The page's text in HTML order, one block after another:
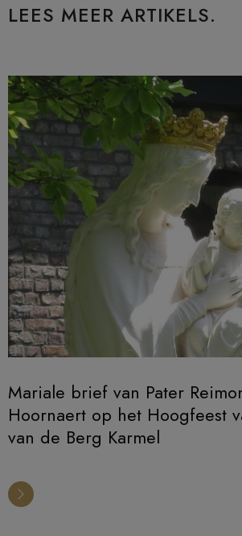
LEES MEER ARTIKELS.
Mariale brief van Pater
Hoornaert op het Hoogfeest
van de Berg Karmel